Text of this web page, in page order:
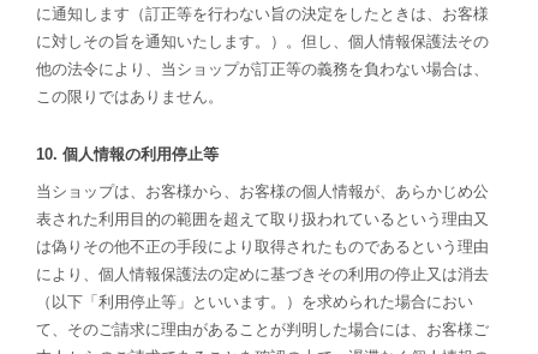
に通知します（訂正等を行わない旨の決定をしたときは、お客様
に対しその旨を通知いたします。）。但し、個人情報保護法その
他の法令により、当ショップが訂正等の義務を負わない場合は、
この限りではありません。
10. 個人情報の利用停止等
当ショップは、お客様から、お客様の個人情報が、あらかじめ公
表された利用目的の範囲を超えて取り扱われているという理由又
は偽りその他不正の手段により取得されたものであるという理由
により、個人情報保護法の定めに基づきその利用の停止又は消去
（以下「利用停止等」といいます。）を求められた場合におい
て、そのご請求に理由があることが判明した場合には、お客様ご